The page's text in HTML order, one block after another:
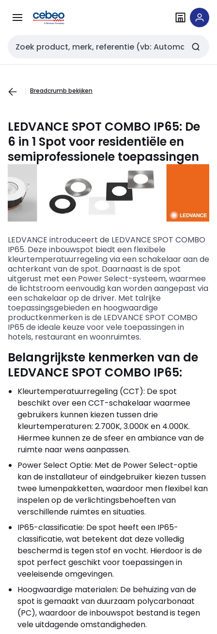
naar
naar
Zoekveld invoer
Breadcrumb bekijken
LEDVANCE SPOT COMBO IP65: De
6 in 1 Spot voor residentiële en
semiprofessionele toepassingen
LEDVANCE introduceert de LEDVANCE SPOT COMBO
IP65. Deze inbouwspot biedt een flexibele
kleurtemperatuurregeling via een schakelaar aan de
achterkant van de spot. Daarnaast is de spot
uitgerust met een Power Select-systeem, waarmee
de lichtstroom eenvoudig kan worden aangepast via
een schakelaar op de driver. Met talrijke
toepassingsgebieden en hoogwaardige
productkenmerken is de LEDVANCE SPOT COMBO
IP65 de ideale keuze voor vele toepassingen in
hotels, restaurant en woonruimtes.
Belangrijkste kenmerken van de
LEDVANCE SPOT COMBO IP65:
Kleurtemperatuurregeling (CCT): De spot
beschikt over een CCT-schakelaar waarmee
gebruikers kunnen kiezen tussen drie
kleurtemperaturen: 2.700K, 3.000K en 4.000K.
Hiermee kunnen ze de sfeer en ambiance van de
ruimte naar wens aanpassen.
Power Select Optie: Met de Power Select-optie
kan de installateur of eindgebruiker kiezen tussen
twee lumenpakketten, waardoor men flexibel kan
inspelen op de verlichtingsbehoeften van
verschillende ruimtes en situaties.
IP65-classificatie: De spot heeft een IP65-
classificatie, wat betekent dat deze volledig
beschermd is tegen stof en vocht. Hierdoor is de
spot perfect geschikt voor toepassingen in
veeleisende omgevingen.
Hoogwaardige materialen: De behuizing van de
spot is gemaakt van duurzaam polycarbonaat
(PC), waardoor de inbouwspot bestand is tegen
vele uitdagende omstandigheden.